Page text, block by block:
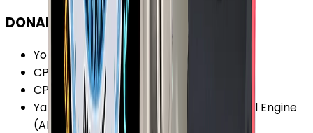
DONANIM
Yonga Seti (Chipset)
Apple S9 SiP
CPU Mimarisi: 64-bit
CPU Çekirdeği :2
Yapay Zeka İşlemcisi (NPU)
Apple Neural Engine
(ANE) 4 Çekirdekli